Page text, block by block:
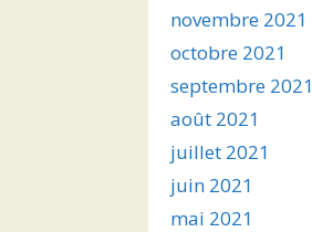
novembre 2021
octobre 2021
septembre 2021
août 2021
juillet 2021
juin 2021
mai 2021